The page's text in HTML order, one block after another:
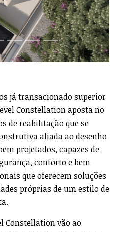
próprias de um estilo de
Constellation vão ao
de qualidade da
sustentável a diferentes
tanto nacional como
Avenidas, situado na Av.
da Fundação Calouste
17 apartamentos de
destinados a um publico
pretende retirar proveito
sobretudo por